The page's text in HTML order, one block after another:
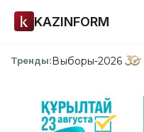
KAZINFORM
Тренды:Выборы-2026